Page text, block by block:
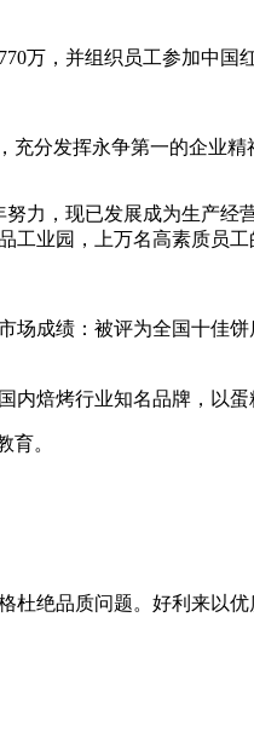
万，并组织员工参加中国
充分发挥永争第一的企业
力，现已发展成为生产
业园，上万名高素质员工
成绩：被评为全国十佳
内焙烤行业知名品牌，以
育。
杜绝品质问题。好利来以